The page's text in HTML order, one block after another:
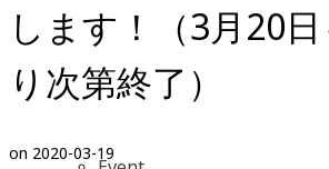
します！（3月20
り次第終了）
on 2020-03-19